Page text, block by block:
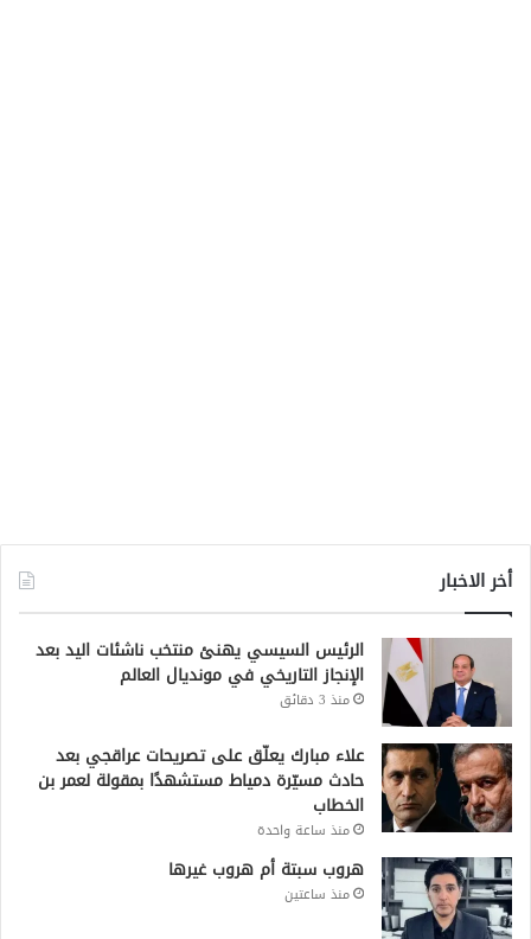
أخر الاخبار
الرئيس السيسي يهنئ منتخب ناشئات اليد بعد
الإنجاز التاريخي في مونديال العالم
منذ 3 دقائق
علاء مبارك يعلّق على تصريحات عراقجي بعد
حادث مسيّرة دمياط مستشهدًا بمقولة لعمر بن
الخطاب
منذ ساعة واحدة
هروب سبتة أم هروب غيرها
منذ ساعتين